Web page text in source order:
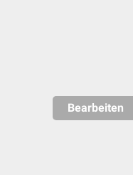
Bearbeiten